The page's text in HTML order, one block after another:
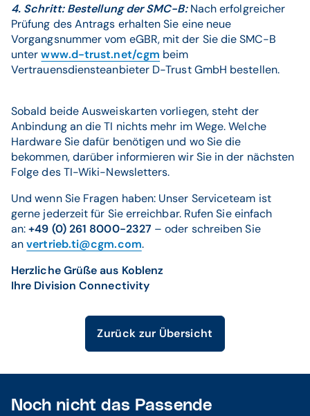
4. Schritt: Bestellung der SMC-B:Nach erfolgreicher
Prüfung des Antrags erhalten Sie eine neue
Vorgangsnummer vom eGBR, mit der Sie die SMC-B
unterwww.d-trust.net/cgm beim
Vertrauensdiensteanbieter D-Trust GmbH bestellen.
Sobald beide Ausweiskarten vorliegen, steht der
Anbindung an die TI nichts mehr im Wege. Welche
Hardware Sie dafür benötigen und wo Sie die
bekommen, darüber informieren wir Sie in der nächsten
Folge des TI-Wiki-Newsletters.
Und wenn Sie Fragen haben: Unser Serviceteam ist
gerne jederzeit für Sie erreichbar. Rufen Sie einfach
an:+49 (0) 261 8000-2327 – oder schreiben Sie
anvertrieb.ti@cgm.com.
Herzliche Grüße aus Koblenz
Ihre Division Connectivity
Zurück zur Übersicht
Noch nicht das Passende